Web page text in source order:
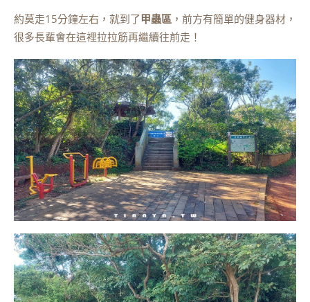
約莫走15分鐘左右，就到了 甲蟲區 ，前方有簡單的健身器材，
很多長輩會在這裡拉拉筋再繼續往前走！